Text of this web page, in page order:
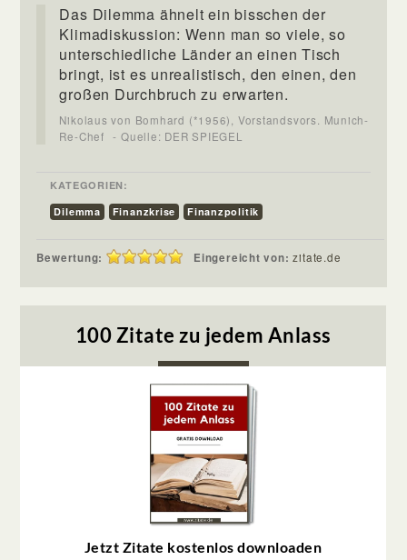
Das Dilemma ähnelt ein bisschen der
Klimadiskussion: Wenn man so viele, so
unterschiedliche Länder an einen Tisch
bringt, ist es unrealistisch, den einen, den
großen Durchbruch zu erwarten.
Nikolaus von Bomhard (*1956), Vorstandsvors. Munich-
Re-Chef
- Quelle: DER SPIEGEL
KATEGORIEN:
Dilemma
Finanzkrise Finanzpolitik
Bewertung: Eingereicht von:zitate.de